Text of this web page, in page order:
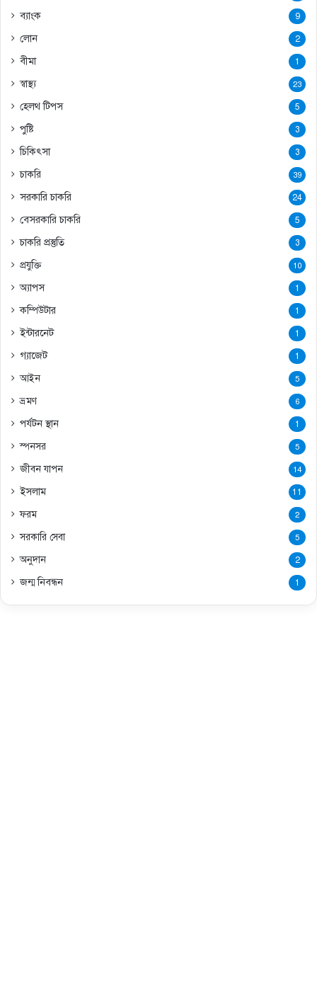
ব্যাংক 9
লোন 2
বীমা 1
স্বাস্থ্য 23
হেলথ টিপস 5
পুষ্টি 3
চিকিৎসা 3
চাকরি 39
সরকারি চাকরি 24
বেসরকারি চাকরি 5
চাকরি প্রস্তুতি 3
প্রযুক্তি 10
অ্যাপস 1
কম্পিউটার 1
ইন্টারনেট 1
গ্যাজেট 1
আইন 5
ভ্রমণ 6
পর্যটন স্থান 1
স্পনসর 5
জীবন যাপন 14
ইসলাম 11
ফরম 2
সরকারি সেবা 5
অনুদান 2
জন্ম নিবন্ধন 1